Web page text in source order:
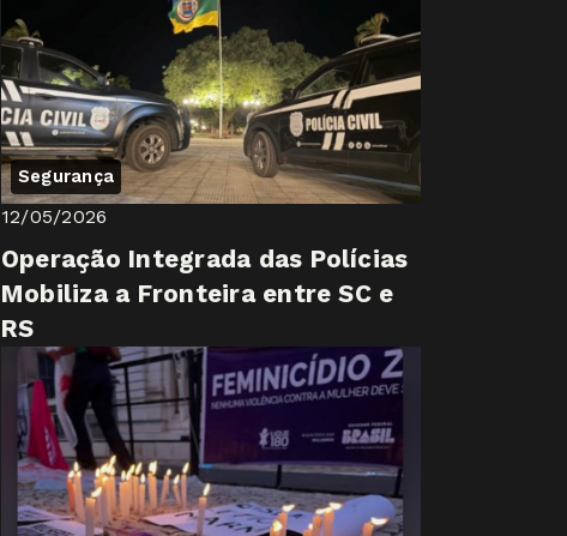
Segurança
12/05/2026
Operação Integrada das Polícias
Mobiliza a Fronteira entre SC e
RS